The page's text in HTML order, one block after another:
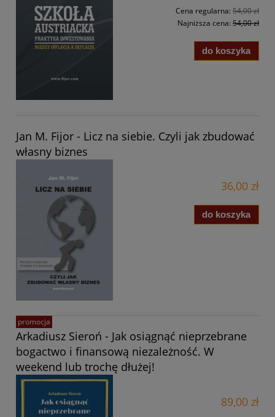
Cena regularna: 54,00 zł
Najniższa cena: 54,00 zł
do koszyka
Jan M. Fijor - Licz na siebie. Czyli jak zbudować
własny biznes
36,00 zł
do koszyka
Arkadiusz Sieroń - Jak osiągnąć nieprzebrane
bogactwo i finansową niezależność. W
weekend lub trochę dłużej!
89,00 zł
promocja